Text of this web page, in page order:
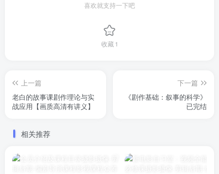
喜欢就支持一下吧
收藏1
上一篇
老白的故事课剧作理论与实
战应用【画质高清有讲义】
下一篇
《剧作基础：叙事的科学》
已完结
相关推荐